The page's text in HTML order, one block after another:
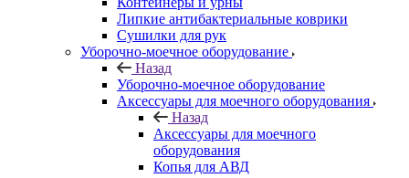
Липкие антибактериальные коврики
Сушилки для рук
Уборочно-моечное оборудование
Назад
Уборочно-моечное оборудование
Аксессуары для моечного оборудования
Назад
Аксессуары для моечного
оборудования
Копья для АВД